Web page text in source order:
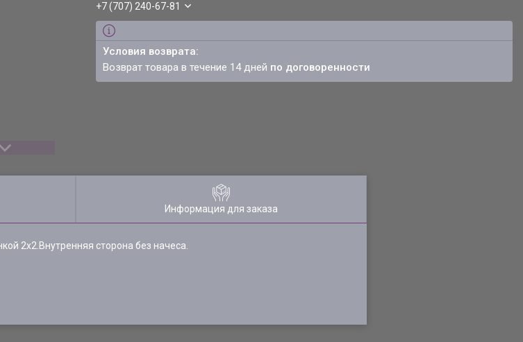
+7 (707) 240-67-81
возврат товара в течение 14 дней по договоренности
Информация для заказа
2х2.Внутренняя сторона без начеса.